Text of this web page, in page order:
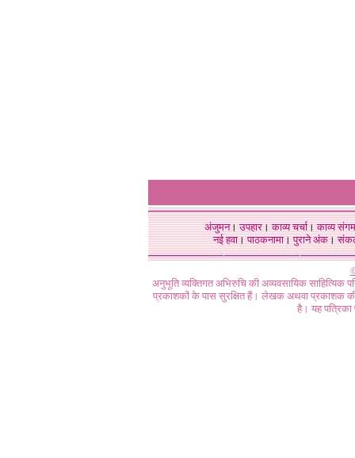
अंजुमन।उपहार।काव्य चर्चा।काव्य संगम
नई हवा। पाठकनामा। पुराने अंक।
अनुभूति व्यक्तिगत अभिरुचि की अव्यवसायिक
प्रकाशकों के पास सुरक्षित हैं। लेखक अथवा प्रकाशक की
है। यह पत्रिका